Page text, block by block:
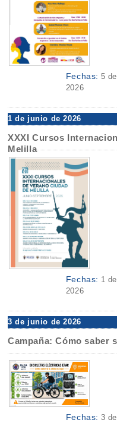
Fechas: 5
2026
1 de junio de 2026
XXXI Cursos
Melilla
Fechas: 1
2026
3 de junio de 2026
Campaña: Cómo saber
Fechas: 3